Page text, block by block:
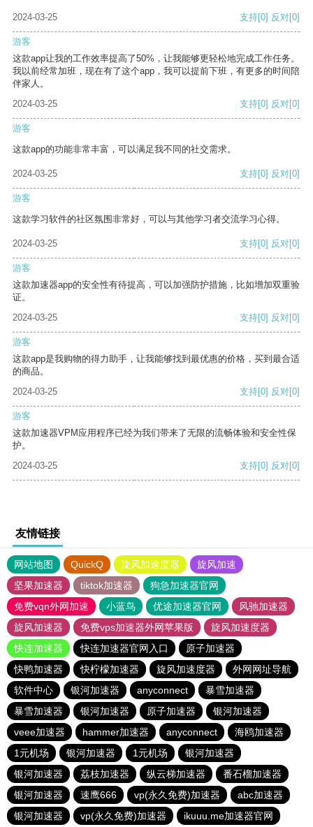
2024-03-25 支持[0] 反对[0]
游客
这款app让我的工作效率提高了50%，让我能够更轻松地完成工作任务。
我以前经常加班，现在有了这个app，我可以提前下班，有更多的时间陪
伴家人。
2024-03-25
支持[0] 反对[0]
游客
这款app的功能非常丰富，可以满足我不同的社交需求。
2024-03-25 支持[0] 反对[0]
游客
这款学习软件的社区氛围非常好，可以与其他学习者交流学习心得。
2024-03-25 支持[0] 反对[0]
游客
这款加速器app的安全性有待提高，可以加强防护措施，比如增加双重验
证。
2024-03-25
支持[0] 反对[0]
游客
这款app是我购物的得力助手，让我能够找到最优惠的价格，买到最合适
的商品。
2024-03-25
支持[0] 反对[0]
游客
这款加速器VPM应用程序已经为我们带来了无限的流畅体验和安全性保
护。
2024-03-25
支持[0] 反对[0]
友情链接
网站地图 QuickQ 旋风加速度器
旋风加速
坚果加速器
tiktok加速器
狗急加速器官网
免费vqn外网加速
小蓝鸟 优途加速器官网
风驰加速器
旋风加速器
免费vps加速器外网苹果版
旋风加速度器
快连加速器
快连加速器官网入口
原子加速器
快鸭加速器
快柠檬加速器 旋风加速度器
外网网址导航
软件中心
银河加速器 anyconnect
暴雪加速器
暴雪加速器
银河加速器 原子加速器
银河加速器
veee加速器
hammer加速器 anyconnect
海鸥加速器
1元机场
银河加速器 1元机场
银河加速器
银河加速器
荔枝加速器 纵云梯加速器
番石榴加速器
银河加速器
速鹰666 vp(永久免费)加速器
abc加速器
银河加速器
vp(永久免费)加速器 ikuuu.me加速器官网